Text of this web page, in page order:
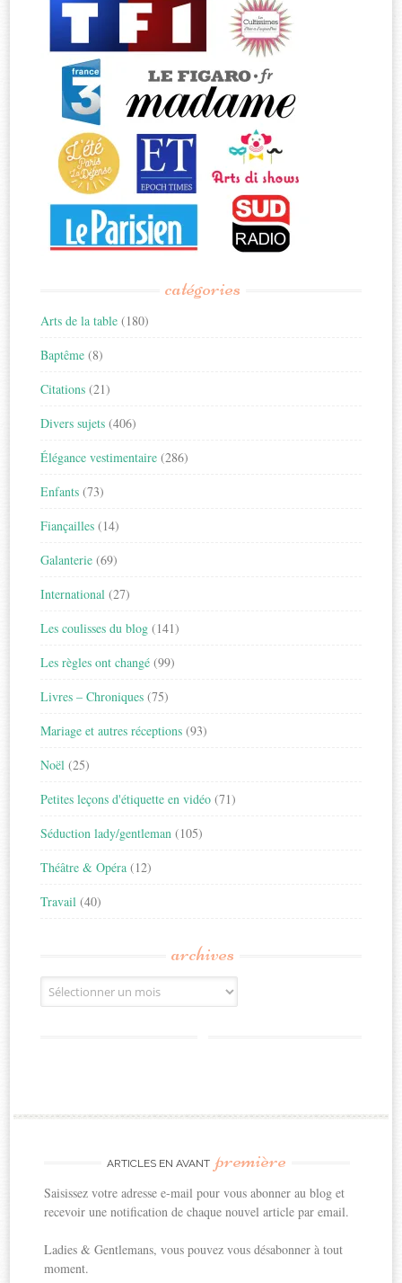
catégories
Arts de la table (180)
Baptême (8)
Citations (21)
Divers sujets (406)
Élégance vestimentaire (286)
Enfants (73)
Fiançailles (14)
Galanterie (69)
International (27)
Les coulisses du blog (141)
Les règles ont changé (99)
Livres – Chroniques (75)
Mariage et autres réceptions (93)
Noël (25)
Petites leçons d'étiquette en vidéo (71)
Séduction lady/gentleman (105)
Théâtre & Opéra (12)
Travail (40)
archives
Archives
ARTICLES EN AVANT première
Saisissez votre adresse e-mail pour vous abonner au blog et
recevoir une notification de chaque nouvel article par email.
Ladies & Gentlemans, vous pouvez vous désabonner à tout
moment.